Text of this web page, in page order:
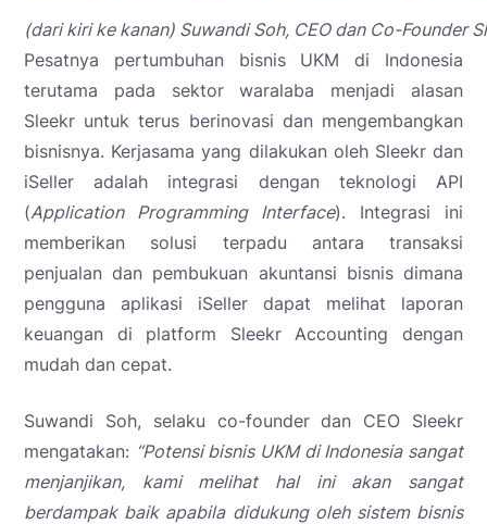
(dari kiri ke kanan) Suwandi Soh, CEO dan Co-Founder
Pesatnya pertumbuhan bisnis UKM di Indonesia
terutama pada sektor waralaba menjadi alasan
Sleekr untuk terus berinovasi dan mengembangkan
bisnisnya. Kerjasama yang dilakukan oleh Sleekr dan
iSeller adalah integrasi dengan teknologi API
(Application Programming Interface). Integrasi ini
memberikan solusi terpadu antara transaksi
penjualan dan pembukuan akuntansi bisnis dimana
pengguna aplikasi iSeller dapat melihat laporan
keuangan di platform Sleekr Accounting dengan
mudah dan cepat.
Suwandi Soh, selaku co-founder dan CEO Sleekr
mengatakan: “Potensi bisnis UKM di Indonesia sangat
menjanjikan, kami melihat hal ini akan sangat
berdampak baik apabila didukung oleh sistem bisnis